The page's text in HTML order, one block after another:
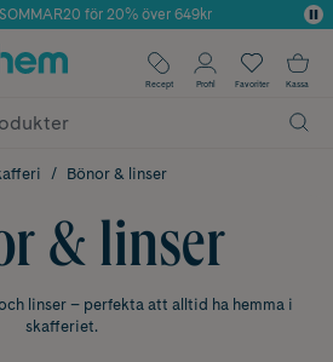
2025 inom Skönhet
för 20% över 649kr
✓ Fri frakt
Poäng på alla köp*
Recept Profil Favoriter Kassa
Bönor & linser
& linser
linser – perfekta att alltid ha hemma i
skafferiet.